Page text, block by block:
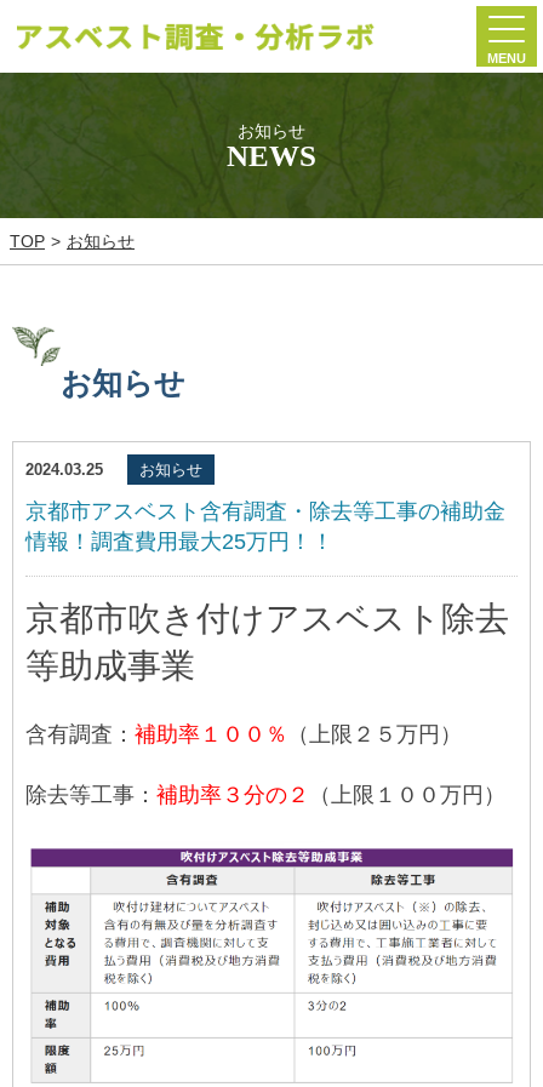
MENU
お知らせ
NEWS
TOP お知らせ
お知らせ
2024.03.25 お知らせ
京都市アスベスト含有調査・除去等工事の補助金
情報！調査費用最大25万円！！
京都市吹き付けアスベスト除去
等助成事業
含有調査： 補助率１００％ （上限２５万円）
除去等工事： 補助率３分の２ （上限１００万円）